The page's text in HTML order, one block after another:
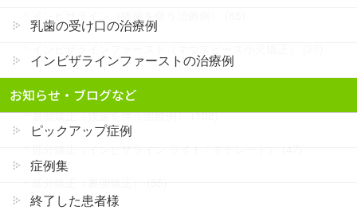
裏側矯正（舌側矯正） (201)
裏側矯正（抜歯を伴う治療例） (108)
乳歯の受け口の治療例
インビザラインファーストの治療例
お知らせ・ブログなど
ピックアップ症例
症例集
終了した患者様